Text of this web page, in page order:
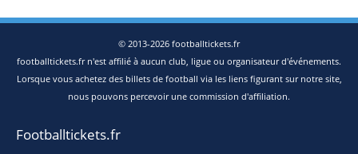
© 2013-2026 footballtickets.fr
footballtickets.fr n'est affilié à aucun club, ligue ou organisateur d'événements.
Lorsque vous achetez des billets de football via les liens figurant sur notre site,
nous pouvons percevoir une commission d'affiliation.
Footballtickets.fr